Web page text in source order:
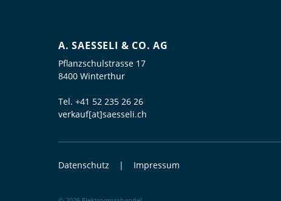
A. SAESSELI & CO. AG
Pflanzschulstrasse 17
8400 Winterthur
Tel. +41 52 235 26 26
verkauf[at]saesseli.ch
Datenschutz Impressum